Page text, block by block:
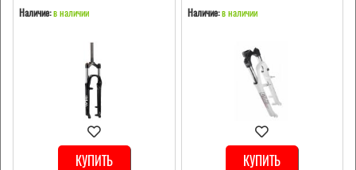
Наличие:в наличии
КУПИТЬ
Наличие: в наличии
КУПИТЬ